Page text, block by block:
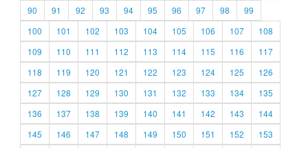
90
91 92 93 94 95 96 97 98
99
100
101 102 103 104 105 106 107
108
109
110 111 112 113 114 115 116
117
118
119 120 121 122 123 124 125
126
127
128 129 130 131 132 133 134
135
136
137 138 139 140 141 142 143
144
145
146 147 148 149 150 151 152
153